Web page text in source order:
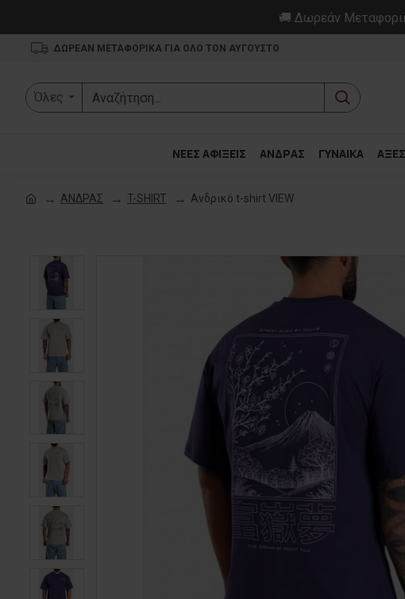
🚚 Δωρεάν
ΔΩΡΕΑΝ ΜΕΤΑΦΟΡΙΚΑ ΓΙΑ ΟΛΟ ΤΟΝ ΑΥΓΟΥΣΤΟ
Όλες
ΝΕΕΣ ΑΦΙΞΕΙΣ ΑΝΔΡΑΣ ΓΥΝΑΙΚΑ
ΑΝΔΡΑΣ T-SHIRT Ανδρικό t-shirt VIEW